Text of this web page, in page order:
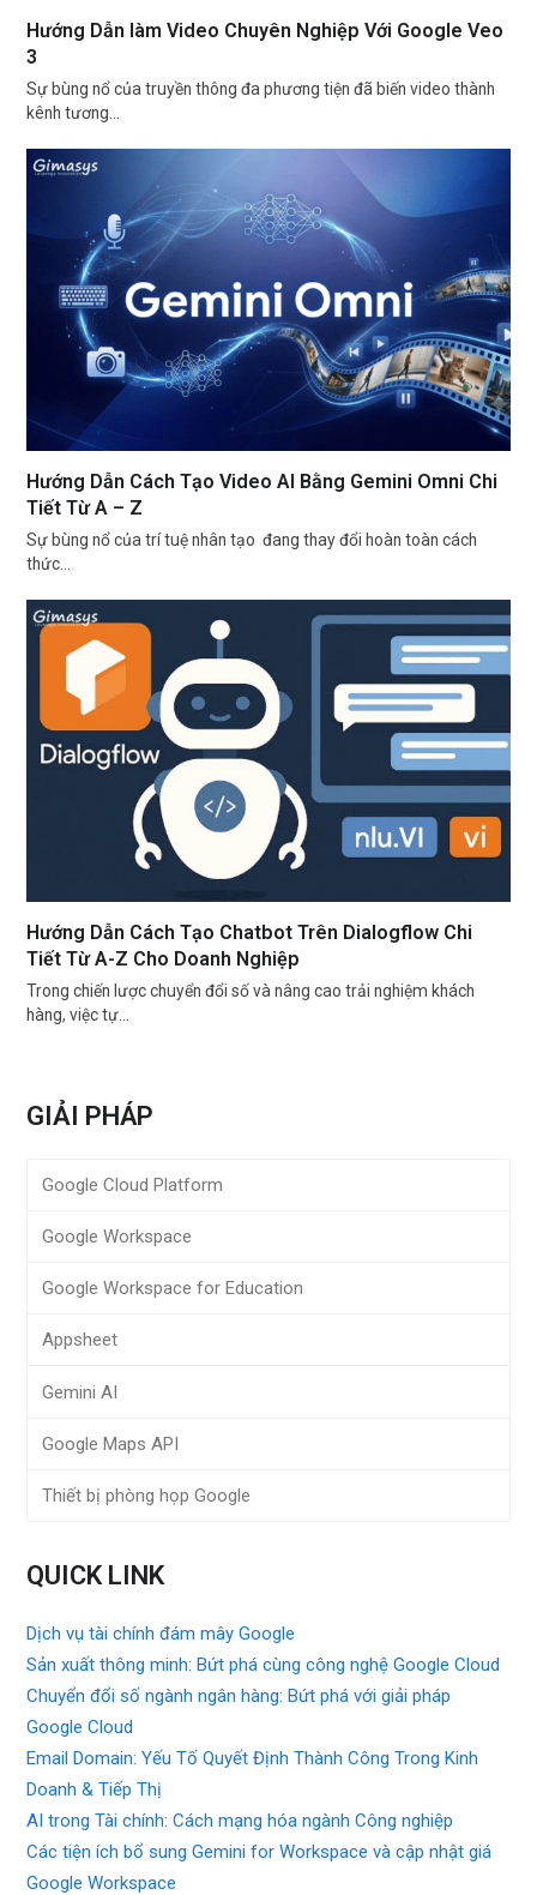
Hướng Dẫn làm Video Chuyên Nghiệp Với Google Veo
3
Sự bùng nổ của truyền thông đa phương tiện đã biến video thành
kênh tương…
Hướng Dẫn Cách Tạo Video AI Bằng Gemini Omni Chi
Tiết Từ A – Z
Sự bùng nổ của trí tuệ nhân tạo đang thay đổi hoàn toàn cách
thức…
Hướng Dẫn Cách Tạo Chatbot Trên Dialogflow Chi
Tiết Từ A-Z Cho Doanh Nghiệp
Trong chiến lược chuyển đổi số và nâng cao trải nghiệm khách
hàng, việc tự…
GIẢI PHÁP
Google Cloud Platform
Google Workspace
Google Workspace for Education
Appsheet
Gemini AI
Google Maps API
Thiết bị phòng họp Google
QUICK LINK
Dịch vụ tài chính đám mây Google
Sản xuất thông minh: Bứt phá cùng công nghệ Google Cloud
Chuyển đổi số ngành ngân hàng: Bứt phá với giải pháp
Google Cloud
Email Domain: Yếu Tố Quyết Định Thành Công Trong Kinh
Doanh & Tiếp Thị
AI trong Tài chính: Cách mạng hóa ngành Công nghiệp
Các tiện ích bổ sung Gemini for Workspace và cập nhật giá
Google Workspace